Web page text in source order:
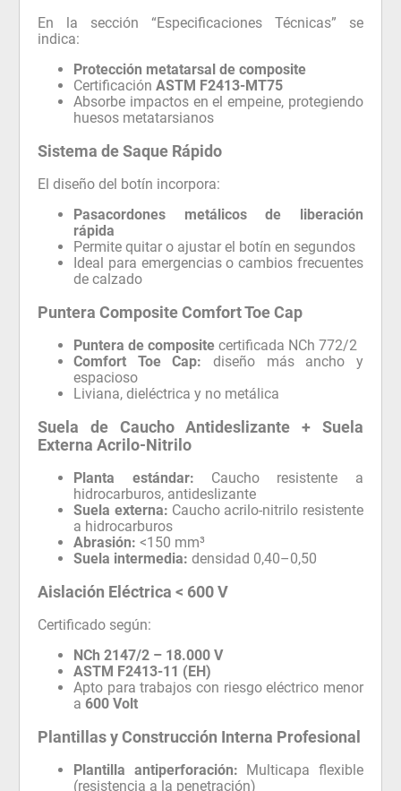
En la sección “Especificaciones Técnicas” se
indica:
Protección metatarsal de composite
CertificaciónASTM F2413-MT75
Absorbe impactos en el empeine, protegiendo
huesos metatarsianos
Sistema de Saque Rápido
El diseño del botín incorpora:
Pasacordones metálicos de liberación
rápida
Permite quitar o ajustar el botín en segundos
Ideal para emergencias o cambios frecuentes
de calzado
Puntera Composite Comfort Toe Cap
Puntera de composite certificada NCh 772/2
Comfort Toe Cap: diseño más ancho y
espacioso
Liviana, dieléctrica y no metálica
Suela de Caucho Antideslizante + Suela
Externa Acrilo-Nitrilo
Planta estándar: Caucho resistente a
hidrocarburos, antideslizante
Suela externa: Caucho acrilo-nitrilo resistente
a hidrocarburos
Abrasión: <150 mm³
Suela intermedia: densidad 0,40–0,50
Aislación Eléctrica < 600 V
Certificado según:
NCh 2147/2 – 18.000 V
ASTM F2413-11 (EH)
Apto para trabajos con riesgo eléctrico menor
a600 Volt
Plantillas y Construcción Interna Profesional
Plantilla antiperforación: Multicapa flexible
(resistencia a la penetración)